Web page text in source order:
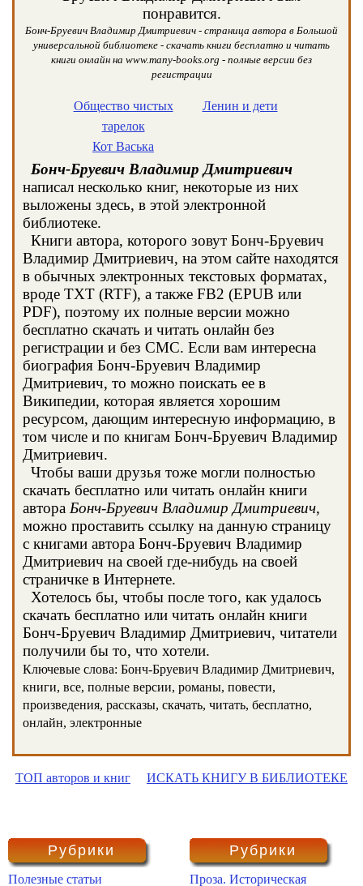
понравится.
Бонч-Бруевич Владимир Дмитриевич - страница автора в Большой
универсальной библиотеке - скачать книги бесплатно и читать
книги онлайн на www.many-books.org - полные версии без
регистрации
Общество чистых
тарелок
Кот Васька
Ленин и дети
Бонч-Бруевич Владимир Дмитриевич
написал несколько книг, некоторые из них
выложены здесь, в этой электронной
библиотеке.
Книги автора, которого зовут Бонч-Бруевич
Владимир Дмитриевич, на этом сайте находятся
в обычных электронных текстовых форматах,
вроде TXT (RTF), а также FB2 (EPUB или
PDF), поэтому их полные версии можно
бесплатно скачать и читать онлайн без
регистрации и без СМС. Если вам интересна
биография Бонч-Бруевич Владимир
Дмитриевич, то можно поискать ее в
Википедии, которая является хорошим
ресурсом, дающим интересную информацию, в
том числе и по книгам Бонч-Бруевич Владимир
Дмитриевич.
Чтобы ваши друзья тоже могли полностью
скачать бесплатно или читать онлайн книги
автора Бонч-Бруевич Владимир Дмитриевич,
можно проставить ссылку на данную страницу
с книгами автора Бонч-Бруевич Владимир
Дмитриевич на своей где-нибудь на своей
страничке в Интернете.
Хотелось бы, чтобы после того, как удалось
скачать бесплатно или читать онлайн книги
Бонч-Бруевич Владимир Дмитриевич, читатели
получили бы то, что хотели.
Ключевые слова: Бонч-Бруевич Владимир Дмитриевич,
книги, все, полные версии, романы, повести,
произведения, рассказы, скачать, читать, бесплатно,
онлайн, электронные
ТОП авторов и книг ИСКАТЬ КНИГУ В БИБЛИОТЕКЕ
Рубрики
Полезные статьи
Рубрики
Проза. Историческая